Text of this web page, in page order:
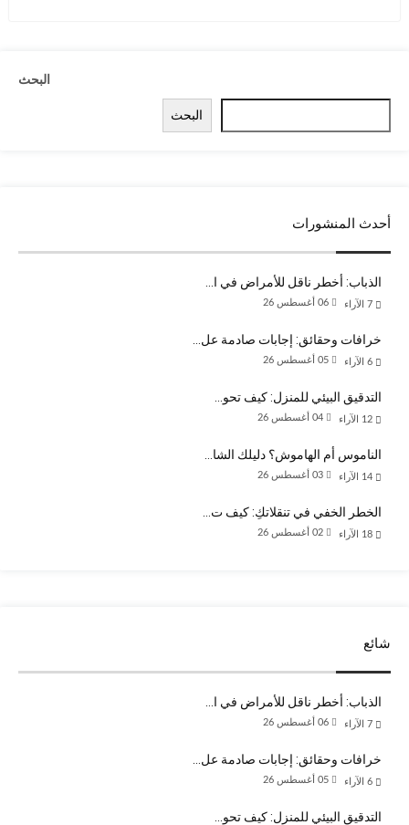
البحث
البحث
أحدث المنشورات
الذباب: أخطر ناقل للأمراض في ا…
06 أغسطس 26 الآراء
خرافات وحقائق: إجابات صادمة عل…
05 أغسطس 26 الآراء
التدقيق البيئي للمنزل: كيف تحو…
04 أغسطس 26 الآراء
الناموس أم الهاموش؟ دليلك الشا…
03 أغسطس 26 الآراء
الخطر الخفي في تنقلاتكِ: كيف ت…
02 أغسطس 26 الآراء
شائع
الذباب: أخطر ناقل للأمراض في ا…
06 أغسطس 26 الآراء
خرافات وحقائق: إجابات صادمة عل…
05 أغسطس 26 الآراء
التدقيق البيئي للمنزل: كيف تحو…